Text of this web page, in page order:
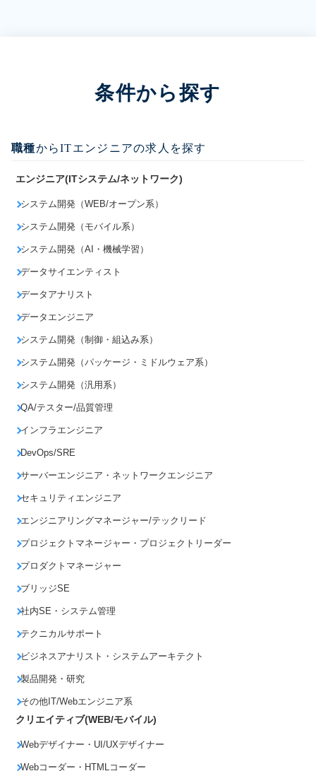
条件から探す
職種からITエンジニアの求人を探す
エンジニア(ITシステム/ネットワーク)
システム開発（WEB/オープン系）
システム開発（モバイル系）
システム開発（AI・機械学習）
データサイエンティスト
データアナリスト
データエンジニア
システム開発（制御・組込み系）
システム開発（パッケージ・ミドルウェア系）
システム開発（汎用系）
QA/テスター/品質管理
インフラエンジニア
DevOps/SRE
サーバーエンジニア・ネットワークエンジニア
セキュリティエンジニア
エンジニアリングマネージャー/テックリード
プロジェクトマネージャー・プロジェクトリーダー
プロダクトマネージャー
ブリッジSE
社内SE・システム管理
テクニカルサポート
ビジネスアナリスト・システムアーキテクト
製品開発・研究
その他IT/Webエンジニア系
クリエイティブ(WEB/モバイル)
Webデザイナー・UI/UXデザイナー
Webコーダー・HTMLコーダー